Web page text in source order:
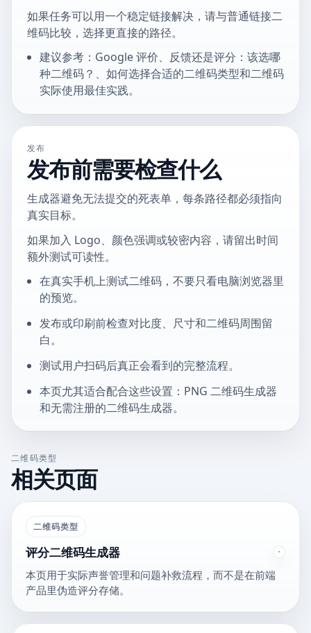
如果任务可以用一个稳定链接解决，请与普通链接二
维码比较，选择更直接的路径。
建议参考：Google 评价、反馈还是评分：该选哪
种二维码？、如何选择合适的二维码类型和二维码
实际使用最佳实践。
发布
发布前需要检查什么
生成器避免无法提交的死表单，每条路径都必须指向
真实目标。
如果加入 Logo、颜色强调或较密内容，请留出时间
额外测试可读性。
在真实手机上测试二维码，不要只看电脑浏览器里
的预览。
发布或印刷前检查对比度、尺寸和二维码周围留
白。
测试用户扫码后真正会看到的完整流程。
本页尤其适合配合这些设置：PNG 二维码生成器
和无需注册的二维码生成器。
二维码类型
相关页面
二维码类型
评分二维码生成器
本页用于实际声誉管理和问题补救流程，而不是在前端
产品里伪造评分存储。